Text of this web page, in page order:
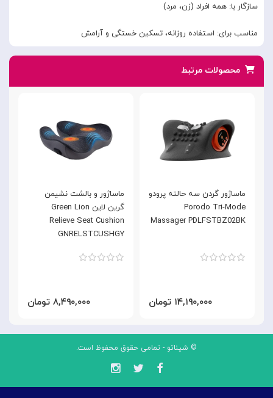
سازگار با: همه افراد (زن، مرد)
مناسب برای: استفاده روزانه، تسکین خستگی و آرامش
محصولات مرتبط
ماساژور و بالشت نشیمن
گرین لاین Green Lion
Relieve Seat Cushion
GNRELSTCUSHGY
۸,۴۹۰,۰۰۰ تومان
ماساژور گردن سه حالته پرودو
Porodo Tri-Mode
Massager PDLFSTBZ02BK
۱۴,۱۹۰,۰۰۰ تومان
© شیناتو - تمامی حقوق محفوظ است.